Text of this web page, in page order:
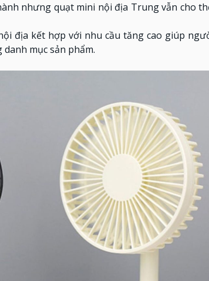
nhưng quạt mini nội địa Trung vẫn cho
địa kết hợp với nhu cầu tăng cao giúp
mục sản phẩm.